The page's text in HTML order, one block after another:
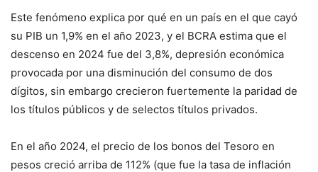
Este fenómeno explica por qué en un país en el que cayó
su PIB un 1,9% en el año 2023, y el BCRA estima que el
descenso en 2024 fue del 3,8%, depresión económica
provocada por una disminución del consumo de dos
dígitos, sin embargo crecieron fuertemente la paridad de
los títulos públicos y de selectos títulos privados.
En el año 2024, el precio de los bonos del Tesoro en
pesos creció arriba de 112% (que fue la tasa de inflación